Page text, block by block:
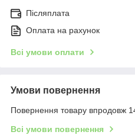
Післяплата
Оплата на рахунок
Всі умови оплати
Умови повернення
Повернення товару впродовж
Всі умови повернення